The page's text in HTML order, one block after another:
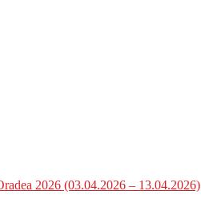
2026 (03.04.2026 – 13.04.2026)